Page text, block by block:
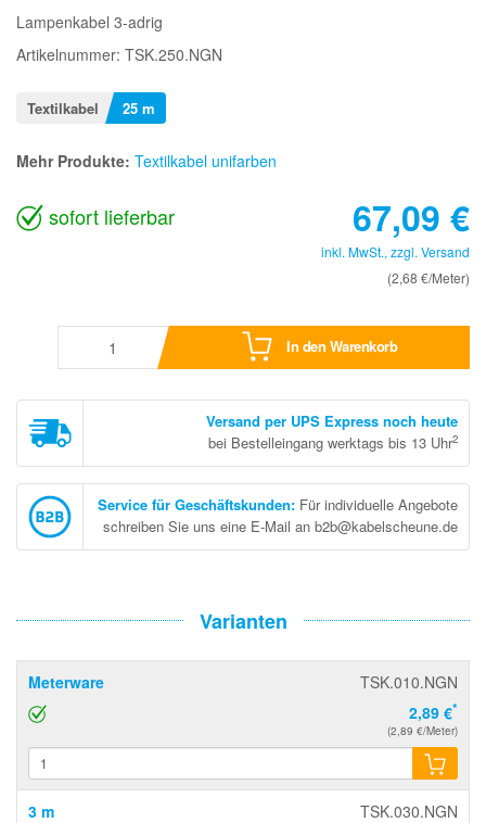
Lampenkabel 3-adrig
Artikelnummer: TSK.250.NGN
Textilkabel 25 m
Mehr Produkte: Textilkabel unifarben
sofort lieferbar 67,09 €
inkl. MwSt., zzgl. Versand
(2,68 €/Meter)
In den Warenkorb
Versand per UPS Express noch heute
bei Bestelleingang werktags bis 13 Uhr2
Service für Geschäftskunden: Für individuelle Angebote
schreiben Sie uns eine E-Mail an b2b@kabelscheune.de
Varianten
Meterware
TSK.010.NGN
2,89 €*
(2,89 €/Meter)
3 m
TSK.030.NGN